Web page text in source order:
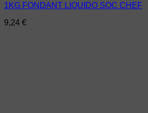
1KG FONDANT LIQUIDO SOC CHEF
9,24 €